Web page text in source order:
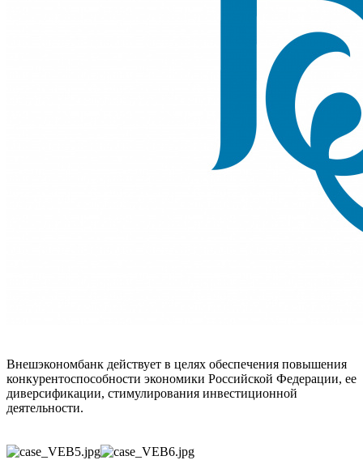
Внешэкономбанк действует в целях обеспечения повышения
конкурентоспособности экономики Российской Федерации, ее
диверсификации, стимулирования инвестиционной
деятельности.